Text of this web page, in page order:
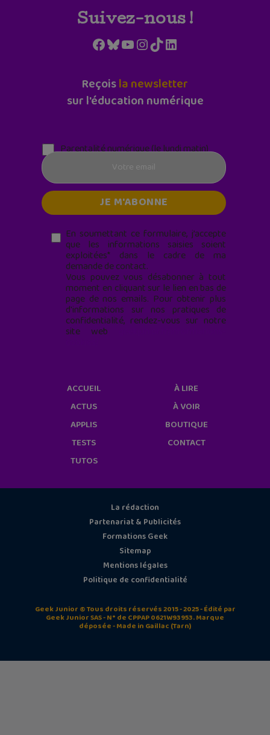
Suivez-nous !
Facebook
Bluesky
YouTube
Instagram
TikTokLinkedIn
Reçoisla newsletter
sur l'éducation numérique
Parentalité numérique (le lundi matin)
En soumettant ce formulaire, j’accepte
que les informations saisies soient
exploitées* dans le cadre de ma
demande de contact.
Vous pouvez vous désabonner à tout
moment en cliquant sur le lien en bas de
page de nos emails. Pour obtenir plus
d'informations sur nos pratiques de
confidentialité, rendez-vous sur notre
site web
ACCUEIL
ACTUS
APPLIS
TESTS
TUTOS
À LIRE
À VOIR
BOUTIQUE
CONTACT
La rédaction
Partenariat & Publicités
Formations Geek
Sitemap
Mentions légales
Politique de confidentialité
Geek Junior © Tous droits réservés 2015 - 2025 - Édité par
Geek Junior SAS - N° de CPPAP 0621W93953. Marque
déposée - Made in Gaillac (Tarn)